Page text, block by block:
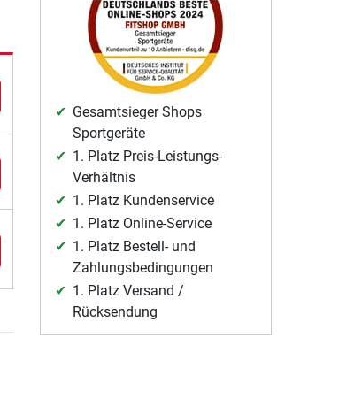
Gesamtsieger Shops
Sportgeräte
1. Platz Preis-Leistungs-
Verhältnis
1. Platz Kundenservice
1. Platz Online-Service
1. Platz Bestell- und
Zahlungsbedingungen
1. Platz Versand /
Rücksendung